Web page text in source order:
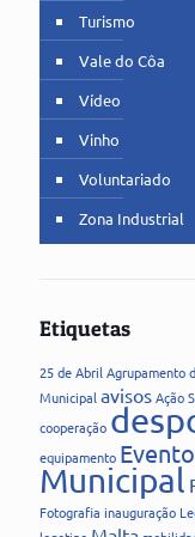
Turismo
Vale do Côa
Vídeo
Vinho
Voluntariado
Zona Industrial
Etiquetas
25 de Abril Agrupamento
Municipal avisosAção
cooperação
equipamento
Municipal
Fotografia inauguração